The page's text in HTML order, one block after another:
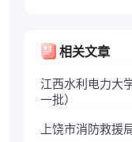
相关文章
江西水利电力大
一批）
上饶市消防救援